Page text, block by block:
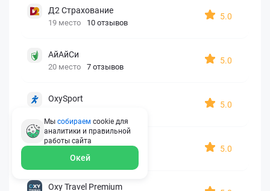
Д2 Страхование
19 место 10 отзывов
5.0
АйАйСи
20 место 7 отзывов
5.0
OxySport
5.0
ERGO AXA
22 место 2 отзыва
5.0
Oxy Travel Premium
Мы собираем cookie для
аналитики и правильной
работы сайта
Окей